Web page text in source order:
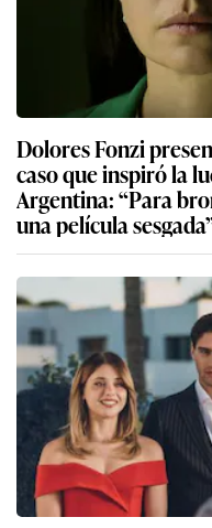
Dolores Fonzi
caso que inspiró la
Argentina: “Para
una película